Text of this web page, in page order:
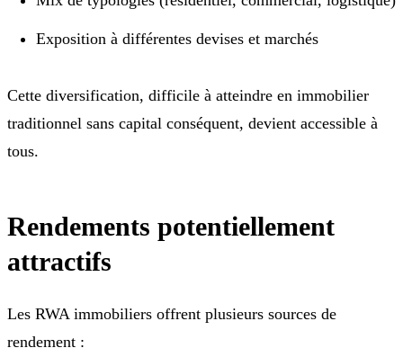
Exposition à différentes devises et marchés
Cette diversification, difficile à atteindre en immobilier
traditionnel sans capital conséquent, devient accessible à
tous.
Rendements potentiellement
attractifs
Les RWA immobiliers offrent plusieurs sources de
rendement :